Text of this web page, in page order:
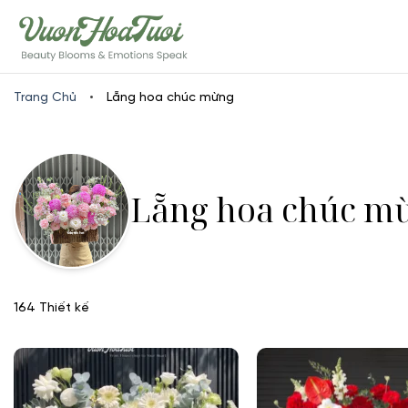
to
content
Trang Chủ • Lẵng hoa chúc mừng
Lẵng hoa chúc
164 Thiết kế